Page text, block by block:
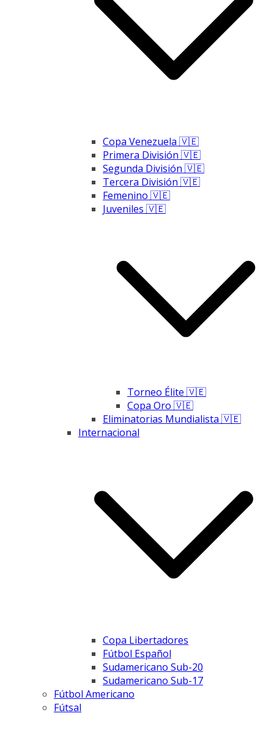
Copa Venezuela 🇻🇪
Primera División 🇻🇪
Segunda División 🇻🇪
Tercera División 🇻🇪
Femenino 🇻🇪
Juveniles 🇻🇪
Torneo Élite 🇻🇪
Copa Oro 🇻🇪
Eliminatorias Mundialista 🇻🇪
Internacional
Copa Libertadores
Fútbol Español
Sudamericano Sub-20
Sudamericano Sub-17
Fútbol Americano
Fútsal